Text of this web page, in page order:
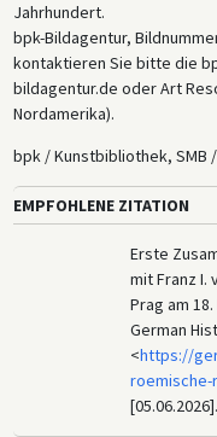
Jahrhundert.
bpk-Bildagentur,
kontaktieren Sie bitte die
bildagentur.de oder Art
Nordamerika).
bpk / Kunstbibliothek, SMB
EMPFOHLENE ZITATION
Erste
mit Franz I.
Prag am
German
<https://
roemische-
[05.06.2026].